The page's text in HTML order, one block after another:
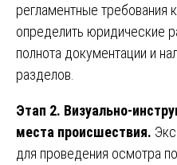
регламентные требования
определить юридические
полнота документации и
разделов.
Этап 2. Визуально-
места происшествия.
для проведения осмотра